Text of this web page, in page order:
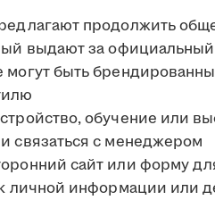
продолжить
выдают за
быть
обучение или
связаться с менеджером
сайт или форму
личной информации или